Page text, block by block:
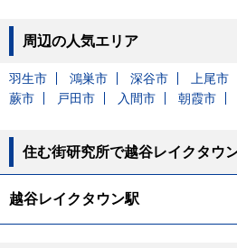
周辺の人気エリア
羽生市 鴻巣市 深谷市 上尾市
蕨市
戸田市 入間市 朝霞市
住む街研究所で越谷レイクタウ
越谷レイクタウン駅